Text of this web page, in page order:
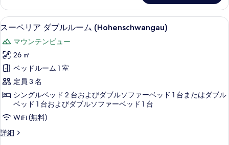
る
ー
ム
浴
槽
(Nymphenburg)
の
す
べ
て
写
ア
ト
リ
ル
ル
ー
ム
浴
槽
(Nymphenburg)
詳
ス
ペ
リ
ア
ダ
ブ
ル
ル
低刺激性寝具、ピロートップベッド
6
スーペリア ダブルルーム (Hohenschwangau)
マウンテンビュー
26 ㎡
ベッドルーム 1 室
定員 3 名
シングルベッド 2 台およびダブルソファーベッド 1 台またはダブル
ベッド 1 台およびダブルソファーベッド 1 台
WiFi (無料)
詳細
ス